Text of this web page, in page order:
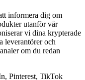
informera dig om
utanför vår
vi dina krypterade
leverantörer och
om du redan
Pinterest, TikTok